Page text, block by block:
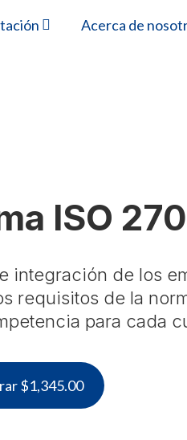
Acerca de
ISO
de los
requisitos de la
para cada
$1,345.00